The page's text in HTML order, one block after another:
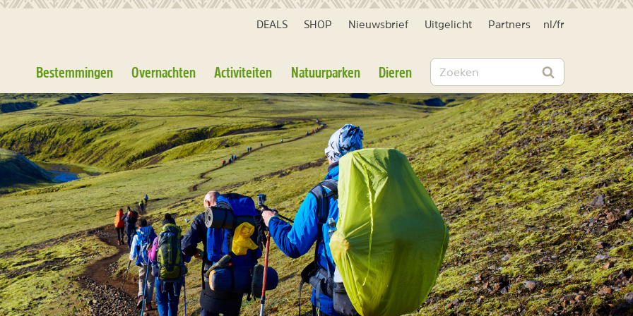
DEALS SHOP Nieuwsbrief Uitgelicht Partners nl /fr
Bestemmingen Overnachten Activiteiten Natuurparken Dieren Zoeken
Zoeken